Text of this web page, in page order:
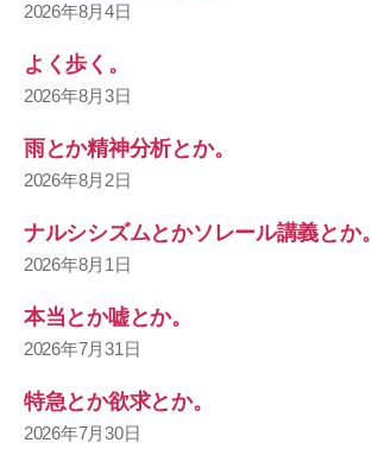
2026年8月4日
よく歩く。
2026年8月3日
雨とか精神分析とか。
2026年8月2日
ナルシシズムとかソレール講義とか。
2026年8月1日
本当とか嘘とか。
2026年7月31日
特急とか欲求とか。
2026年7月30日